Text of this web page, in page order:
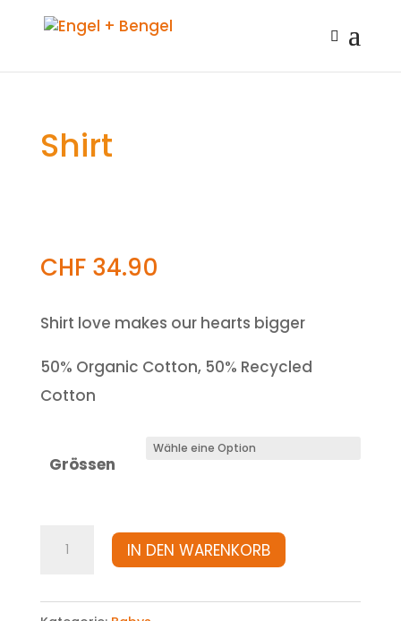
Shirt
CHF34.90
Shirt love makes our hearts bigger
50% Organic Cotton, 50% Recycled
Cotton
Grössen
Shirt
IN DEN WARENKORB